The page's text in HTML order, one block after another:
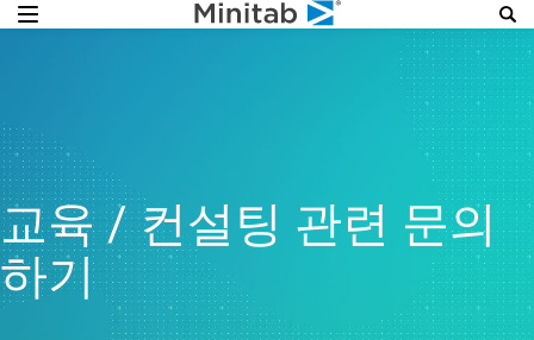
교육 / 컨설팅 관련 문의
하기